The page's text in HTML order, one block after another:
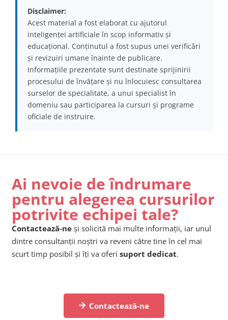
Disclaimer:
Acest material a fost elaborat cu ajutorul
inteligenței artificiale în scop informativ și
educațional. Conținutul a fost supus unei verificări
și revizuiri umane înainte de publicare.
Informațiile prezentate sunt destinate sprijinirii
procesului de învățare și nu înlocuiesc consultarea
surselor de specialitate, a unui specialist în
domeniu sau participarea la cursuri și programe
oficiale de instruire.
Ai nevoie de îndrumare
pentru alegerea cursurilor
potrivite echipei tale?
Contactează-ne și solicită mai multe informații, iar unul
dintre consultanții noștri va reveni către tine în cel mai
scurt timp posibil și îți va oferi suport dedicat.
Contactează-ne